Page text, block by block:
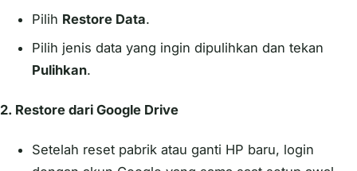
Pilih Restore Data.
Pilih jenis data yang ingin dipulihkan dan tekan
Pulihkan.
2. Restore dari Google Drive
Setelah reset pabrik atau ganti HP baru, login